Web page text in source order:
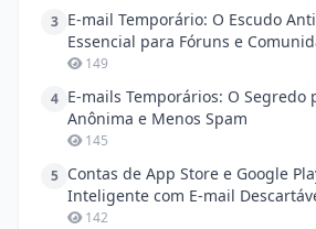
3 E-mail Temporário: O Escudo
Essencial para Fóruns e
149
4 E-mails Temporários: O Segredo
Anônima e Menos Spam
145
5 Contas de App Store e Google
Inteligente com E-mail
142